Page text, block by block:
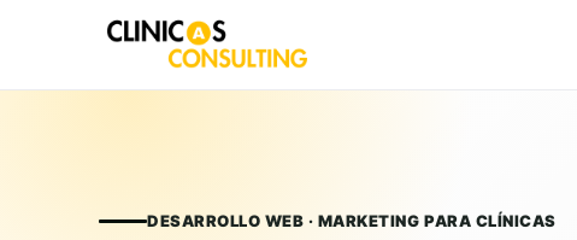
DESARROLLO WEB · MARKETING PARA CLÍNICAS